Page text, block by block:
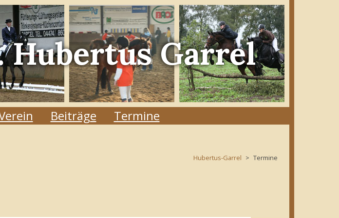
Hubertus Garrel
Beiträge Termine
Hubertus-Garrel Termine